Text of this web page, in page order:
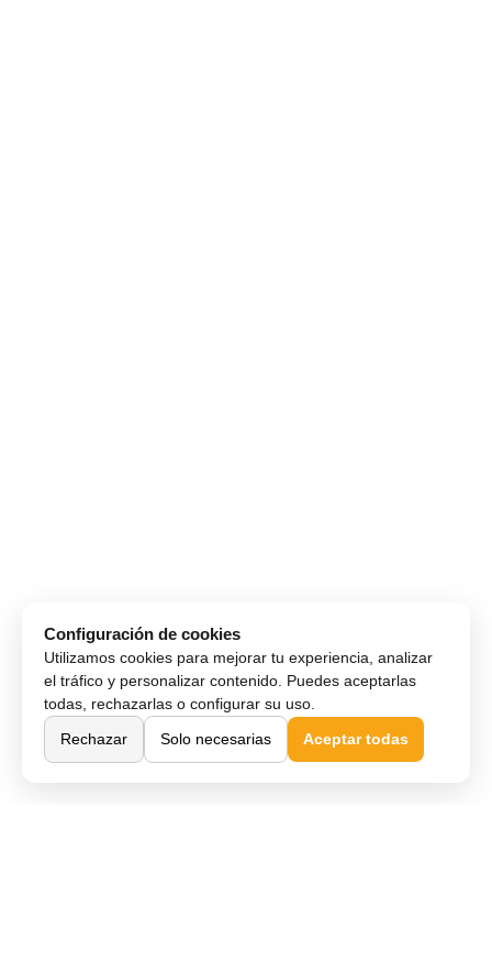
Configuración de cookies
Utilizamos cookies para mejorar tu experiencia, analizar
el tráfico y personalizar contenido. Puedes aceptarlas
todas, rechazarlas o configurar su uso.
Rechazar
Solo necesarias Aceptar todas